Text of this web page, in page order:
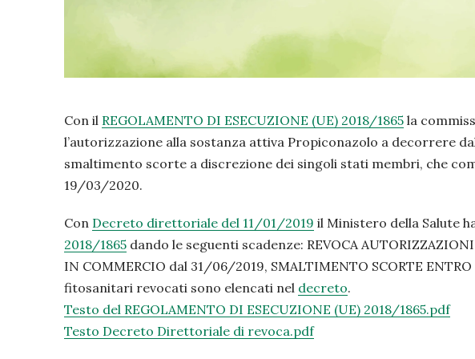
Con il REGOLAMENTO DI ESECUZIONE (UE) 2018/1865 la
l’autorizzazione alla sostanza attiva Propiconazolo a decorrere
smaltimento scorte a discrezione dei singoli stati membri, che
19/03/2020.
Con Decreto direttoriale del 11/01/2019 il Ministero della Salute
2018/1865 dando le seguenti scadenze: REVOCA
IN COMMERCIO dal 31/06/2019, SMALTIMENTO SCORTE
fitosanitari revocati sono elencati nel decreto.
Testo del REGOLAMENTO DI ESECUZIONE (UE) 2018/1865.pdf
Testo Decreto Direttoriale di revoca.pdf